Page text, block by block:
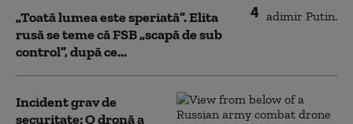
4
„Toată lumea este speriată”. Elita
rusă se teme că FSB „scapă de sub
control”, după ce...
Incident grav de
securitate: O dronă a